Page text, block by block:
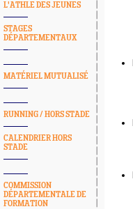
L'ATHLE DES JEUNES
STAGES
DÉPARTEMENTAUX
MATÉRIEL MUTUALISÉ
RUNNING / HORS STADE
CALENDRIER HORS
STADE
COMMISSION
DÉPARTEMENTALE DE
FORMATION